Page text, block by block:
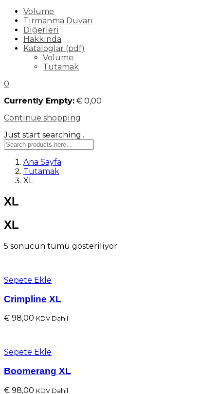
Volume
Tırmanma Duvarı
Diğerleri
Hakkında
Kataloglar (pdf)
Volume
Tutamak
0
Currently Empty: € 0,00
Continue shopping
Just start searching...
Ana Sayfa
Tutamak
XL
XL
XL
5 sonucun tümü gösteriliyor
Sepete Ekle
Crimpline XL
€ 98,00 KDV Dahil
Sepete Ekle
Boomerang XL
€ 98,00 KDV Dahil